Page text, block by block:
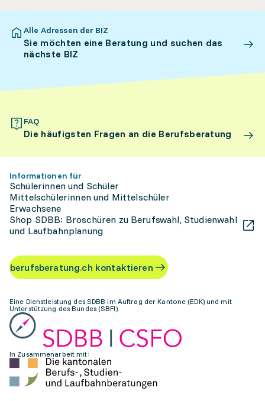
Alle Adressen der BIZ
Sie möchten eine Beratung und suchen das
nächste BIZ
FAQ
Die häufigsten Fragen an die Berufsberatung
Informationen für
Schülerinnen und Schüler
Mittelschülerinnen und Mittelschüler
Erwachsene
Shop SDBB: Broschüren zu Berufswahl, Studienwahl
und Laufbahnplanung
berufsberatung.ch kontaktieren
Eine Dienstleistung des SDBB im Auftrag der Kantone (EDK) und mit
Unterstützung des Bundes (SBFI)
In Zusammenarbeit mit: